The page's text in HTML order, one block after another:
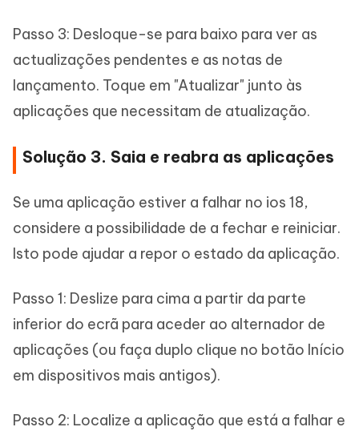
Passo 3: Desloque-se para baixo para ver as
actualizações pendentes e as notas de
lançamento. Toque em "Atualizar" junto às
aplicações que necessitam de atualização.
Solução 3. Saia e reabra as aplicações
Se uma aplicação estiver a falhar no ios 18,
considere a possibilidade de a fechar e reiniciar.
Isto pode ajudar a repor o estado da aplicação.
Passo 1: Deslize para cima a partir da parte
inferior do ecrã para aceder ao alternador de
aplicações (ou faça duplo clique no botão Início
em dispositivos mais antigos).
Passo 2: Localize a aplicação que está a falhar e